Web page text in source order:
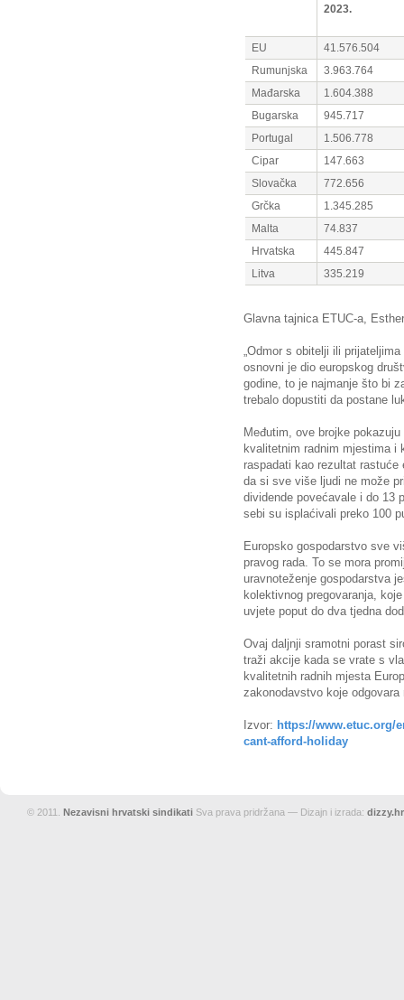
2023.
EU
41.576.504
Rumunjska
3.963.764
Mađarska
1.604.388
Bugarska
945.717
Portugal
1.506.778
Cipar
147.663
Slovačka
772.656
Grčka
1.345.285
Malta
74.837
Hrvatska
445.847
Litva
335.219
Glavna tajnica ETUC-a,
„Odmor s obitelji ili
osnovni je dio europskog
godine, to je najmanje što bi
trebalo dopustiti da postane
Međutim, ove brojke
kvalitetnim radnim mjestima i
raspadati kao rezultat
da si sve više ljudi ne može
dividende povećavale i do 13
sebi su isplaćivali preko 100
Europsko gospodarstvo sve
pravog rada. To se mora
uravnoteženje gospodarstva
kolektivnog pregovaranja,
uvjete poput do dva tjedna
Ovaj daljnji sramotni porast
traži akcije kada se vrate s
kvalitetnih radnih mjesta
zakonodavstvo koje
Izvor: https://www.etuc.org/
cant-afford-holiday
© 2011. Nezavisni hrvatski sindikati Sva prava pridržana — Dizajn i izrada: dizzy.hr